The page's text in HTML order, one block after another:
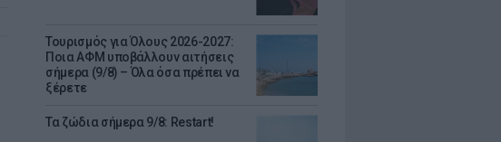
Τουρισμός για Όλους 2026-2027:
Ποια ΑΦΜ υποβάλλουν αιτήσεις
σήμερα (9/8) – Όλα όσα πρέπει να
ξέρετε
Τα ζώδια σήμερα 9/8: Restart!